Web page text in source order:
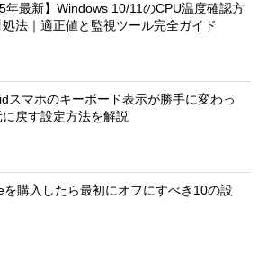
年最新】Windows 10/11のCPU温度確認方
法｜適正値と監視ツール完全ガイド
スマホのキーボード表示が勝手に変わっ
戻す設定方法を解説
を購入したら最初にオフにすべき10の設